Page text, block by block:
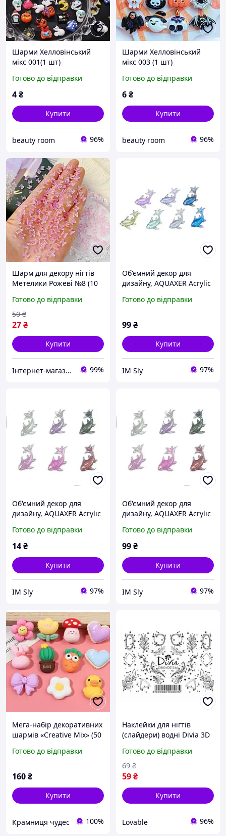
Шарми Хелловінський
мікс 001(1 шт)
Готово до відправки
4₴
Купити
beauty room 96%
Шарми Хелловінський
мікс 003 (1 шт)
Готово до відправки
6₴
Купити
beauty room 96%
Шарм для декору нігтів
Метелики Рожеві №8 (10
Готово до відправки
27₴
50 ₴
Купити
Інтернет-магазин Star Beauty 99%
Об'ємний декор для
дизайну, AQUAXER Acrylic
Готово до відправки
99₴
Купити
IM Sly 97%
Об'ємний декор для
дизайну, AQUAXER Acrylic
Готово до відправки
14₴
Купити
IM Sly 97%
Об'ємний декор для
дизайну, AQUAXER Acrylic
Готово до відправки
99₴
Купити
IM Sly 97%
Мега-набір декоративних
шармів «Creative Mix» (50
декору та DIY
Готово до відправки
160₴
Купити
Крамниця чудес 100%
Наклейки для нігтів
(слайдери) водні Divia 3D
декор для манікюру
Рослини
Готово до відправки
59₴
69 ₴
Купити
Lovable 96%